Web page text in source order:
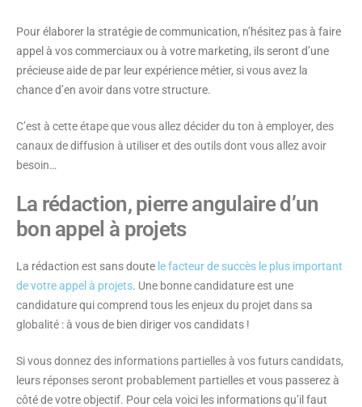
Pour élaborer la stratégie de communication, n’hésitez pas à faire
appel à vos commerciaux ou à votre marketing, ils seront d’une
précieuse aide de par leur expérience métier, si vous avez la
chance d’en avoir dans votre structure.
C’est à cette étape que vous allez décider du ton à employer, des
canaux de diffusion à utiliser et des outils dont vous allez avoir
besoin…
La rédaction, pierre angulaire d’un
bon appel à projets
La rédaction est sans doute le facteur de succès le plus important
de votre appel à projets. Une bonne candidature est une
candidature qui comprend tous les enjeux du projet dans sa
globalité : à vous de bien diriger vos candidats !
Si vous donnez des informations partielles à vos futurs candidats,
leurs réponses seront probablement partielleset vous passerez à
côté de votre objectif. Pour cela voici les informations qu’il faut